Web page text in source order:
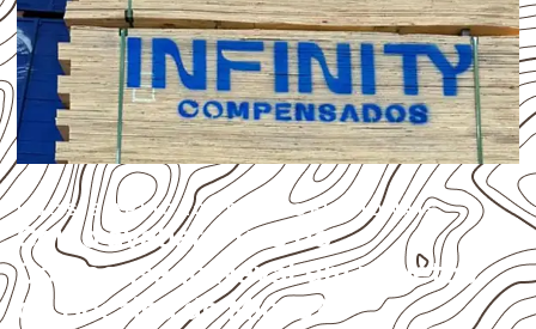
USOS E APLICAÇÕES PROFISSIONAIS
Como avaliar o uso do
Compensado Naval em projetos
de Bocaina de Minas?